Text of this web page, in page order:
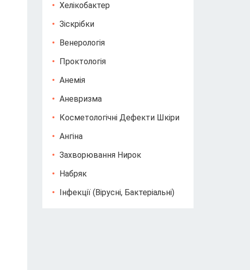
Хелікобактер
Зіскрібки
Венерологія
Проктологія
Анемія
Аневризма
Косметологічні Дефекти Шкіри
Ангіна
Захворювання Нирок
Набряк
Інфекції (вірусні, Бактеріальні)